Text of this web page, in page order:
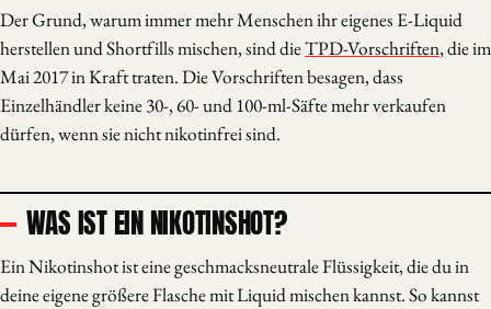
Der Grund, warum immer mehr Menschen ihr eigenes E-Liquid
herstellen und Shortfills mischen, sind dieTPD-Vorschriften, die im
Mai 2017 in Kraft traten. Die Vorschriften besagen, dass
Einzelhändler keine 30-, 60- und 100-ml-Säfte mehr verkaufen
dürfen, wenn sie nicht nikotinfrei sind.
WAS IST EIN NIKOTINSHOT?
Ein Nikotinshot ist eine geschmacksneutrale Flüssigkeit, die du in
deine eigene größere Flasche mit Liquid mischen kannst. So kannst